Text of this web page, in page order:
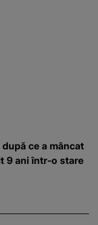
ce a mâncat
9 ani într-o stare